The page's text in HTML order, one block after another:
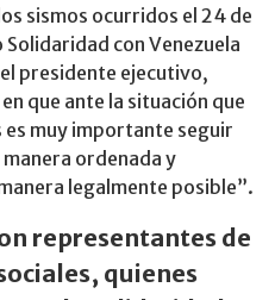
sismos ocurridos el 24 de
con Venezuela
presidente ejecutivo,
que ante la situación que
es muy importante seguir
ordenada y
legalmente posible”.
representantes de
quienes